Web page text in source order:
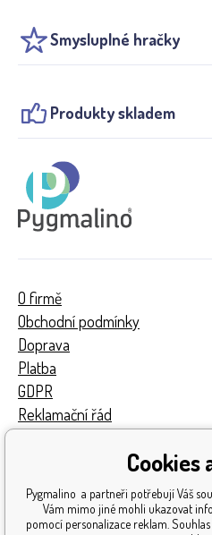
Smysluplné hračky
Produkty skladem
O firmě
Obchodní podmínky
Doprava
Platba
GDPR
Reklamační řád
Získaná ocenění
Katalog hraček
Mapa stránek
Cookies
Pygmalino a partneři potřebují Váš
Vám mimo jiné mohli ukazovat
pomocí personalizace reklam.